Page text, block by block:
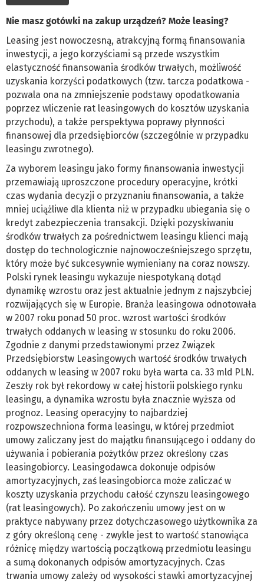
Nie masz gotówki na zakup urządzeń? Może leasing?
Leasing jest nowoczesną, atrakcyjną formą finansowania
inwestycji, a jego korzyściami są przede wszystkim
elastyczność finansowania środków trwałych, możliwość
uzyskania korzyści podatkowych (tzw. tarcza podatkowa -
pozwala ona na zmniejszenie podstawy opodatkowania
poprzez wliczenie rat leasingowych do kosztów uzyskania
przychodu), a także perspektywa poprawy płynności
finansowej dla przedsiębiorców (szczególnie w przypadku
leasingu zwrotnego).
Za wyborem leasingu jako formy finansowania inwestycji
przemawiają uproszczone procedury operacyjne, krótki
czas wydania decyzji o przyznaniu finansowania, a także
mniej uciążliwe dla klienta niż w przypadku ubiegania się o
kredyt zabezpieczenia transakcji. Dzięki pozyskiwaniu
środków trwałych za pośrednictwem leasingu klienci mają
dostęp do technologicznie najnowocześniejszego sprzętu,
który może być sukcesywnie wymieniany na coraz nowszy.
Polski rynek leasingu wykazuje niespotykaną dotąd
dynamikę wzrostu oraz jest aktualnie jednym z najszybciej
rozwijających się w Europie. Branża leasingowa odnotowała
w 2007 roku ponad 50 proc. wzrost wartości środków
trwałych oddanych w leasing w stosunku do roku 2006.
Zgodnie z danymi przedstawionymi przez Związek
Przedsiębiorstw Leasingowych wartość środków trwałych
oddanych w leasing w 2007 roku była warta ca. 33 mld PLN.
Zeszły rok był rekordowy w całej historii polskiego rynku
leasingu, a dynamika wzrostu była znacznie wyższa od
prognoz. Leasing operacyjny to najbardziej
rozpowszechniona forma leasingu, w której przedmiot
umowy zaliczany jest do majątku finansującego i oddany do
używania i pobierania pożytków przez określony czas
leasingobiorcy. Leasingodawca dokonuje odpisów
amortyzacyjnych, zaś leasingobiorca może zaliczać w
koszty uzyskania przychodu całość czynszu leasingowego
(rat leasingowych). Po zakończeniu umowy jest on w
praktyce nabywany przez dotychczasowego użytkownika za
z góry określoną cenę - zwykle jest to wartość stanowiąca
różnicę między wartością początkową przedmiotu leasingu
a sumą dokonanych odpisów amortyzacyjnych. Czas
trwania umowy zależy od wysokości stawki amortyzacyjnej